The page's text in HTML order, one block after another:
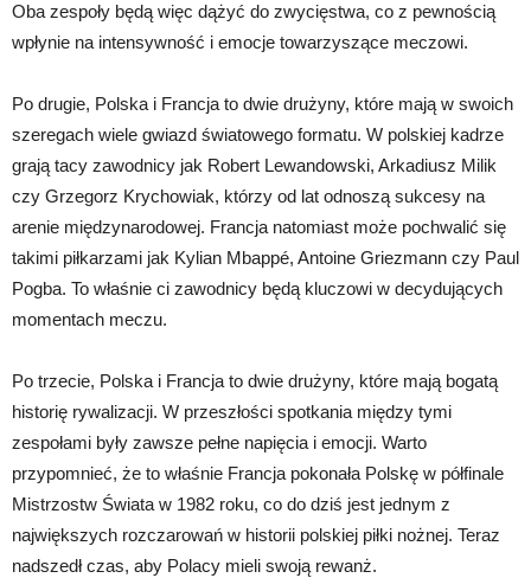
Oba zespoły będą więc dążyć do zwycięstwa, co z pewnością
wpłynie na intensywność i emocje towarzyszące meczowi.
Po drugie, Polska i Francja to dwie drużyny, które mają w swoich
szeregach wiele gwiazd światowego formatu. W polskiej kadrze
grają tacy zawodnicy jak Robert Lewandowski, Arkadiusz Milik
czy Grzegorz Krychowiak, którzy od lat odnoszą sukcesy na
arenie międzynarodowej. Francja natomiast może pochwalić się
takimi piłkarzami jak Kylian Mbappé, Antoine Griezmann czy Paul
Pogba. To właśnie ci zawodnicy będą kluczowi w decydujących
momentach meczu.
Po trzecie, Polska i Francja to dwie drużyny, które mają bogatą
historię rywalizacji. W przeszłości spotkania między tymi
zespołami były zawsze pełne napięcia i emocji. Warto
przypomnieć, że to właśnie Francja pokonała Polskę w półfinale
Mistrzostw Świata w 1982 roku, co do dziś jest jednym z
największych rozczarowań w historii polskiej piłki nożnej. Teraz
nadszedł czas, aby Polacy mieli swoją rewanż.